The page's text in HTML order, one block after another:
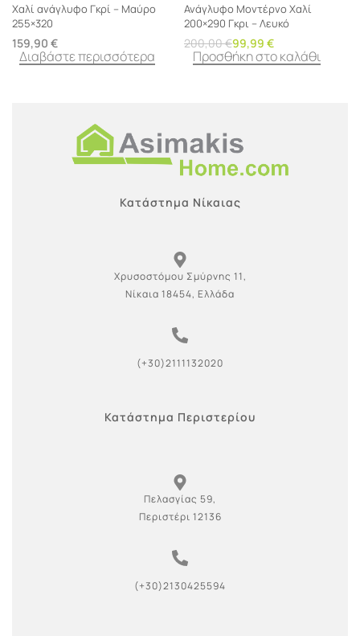
Χαλί ανάγλυφο Γκρί – Μαύρο
255×320
159,90 €
Διαβάστε περισσότερα
Ανάγλυφο Μοντέρνο Χαλί
200×290 Γκρι – Λευκό
200,00€99,99 €
Προσθήκη στο καλάθι
Κατάστημα Νίκαιας
Χρυσοστόμου Σμύρνης 11,
Νίκαια 18454, Ελλάδα
(+30)2111132020
Κατάστημα Περιστερίου
Πελασγίας 59,
Περιστέρι 12136
(+30)2130425594